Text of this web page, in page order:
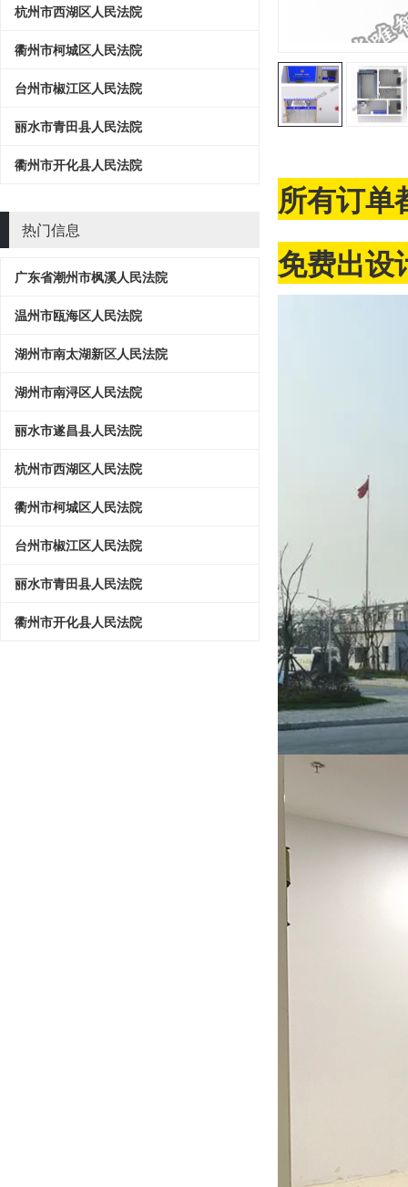
杭州市西湖区人民法院
衢州市柯城区人民法院
台州市椒江区人民法院
丽水市青田县人民法院
衢州市开化县人民法院
热门信息
广东省潮州市枫溪人民法院
温州市瓯海区人民法院
湖州市南太湖新区人民法院
湖州市南浔区人民法院
丽水市遂昌县人民法院
杭州市西湖区人民法院
衢州市柯城区人民法院
台州市椒江区人民法院
丽水市青田县人民法院
衢州市开化县人民法院
所有订单
免费出设